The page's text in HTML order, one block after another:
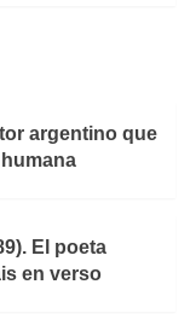
argentino que
El poeta
en verso